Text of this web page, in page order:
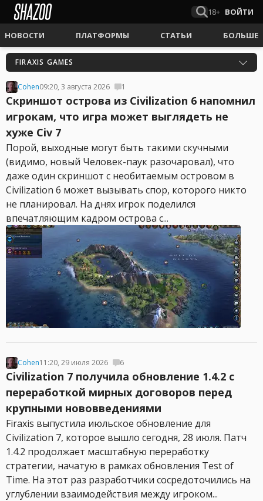
18+ ВОЙТИ
НОВОСТИ ПЛАТФОРМЫ СТАТЬИ БОЛЬШЕ
FIRAXIS GAMES
Cohen09:20, 3 августа 2026 1
Скриншот острова из Civilization 6 напомнил
игрокам, что игра может выглядеть не
хуже Civ 7
Порой, выходные могут быть такими скучными
(видимо, новый Человек-паук разочаровал), что
даже один скриншот с необитаемым островом в
Civilization 6 может вызывать спор, которого никто
не планировал. На днях игрок поделился
впечатляющим кадром острова с...
Cohen11:20, 29 июля 2026 6
Civilization 7 получила обновление 1.4.2 с
переработкой мирных договоров перед
крупными нововведениями
Firaxis выпустила июльское обновление для
Civilization 7, которое вышло сегодня, 28 июля. Патч
1.4.2 продолжает масштабную переработку
стратегии, начатую в рамках обновления Test of
Time. На этот раз разработчики сосредоточились на
углублении взаимодействия между игроком...